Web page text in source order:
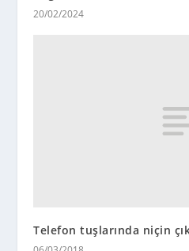
20/02/2024
Telefon tuşlarında niçin